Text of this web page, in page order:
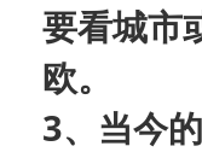
要看城市
欧。
3、 当今